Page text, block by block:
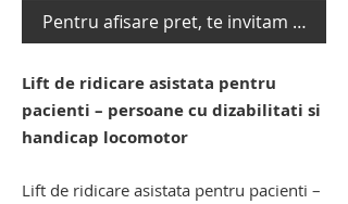
Pentru afisare pret, te invitam sa te
Lift de ridicare asistata pentru
pacienti – persoane cu dizabilitati si
handicap locomotor
Lift de ridicare asistata pentru pacienti –